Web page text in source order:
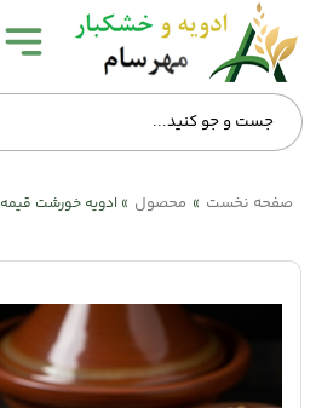
همه
دسته‌بندی‌ها
صفحه
اصلی
صفحه نخست » محصول » ادویه خورشت قیمه